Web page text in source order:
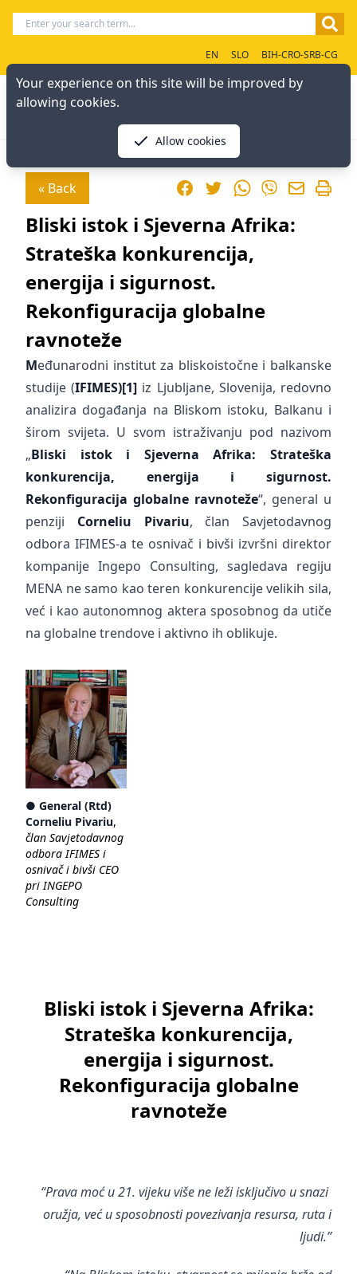
EN SLO BIH-CRO-SRB-CG
« Back FacebookTwitterWhatsApp
Viber
Bliski istok i Sjeverna Afrika:
Strateška konkurencija,
energija i sigurnost.
Rekonfiguracija globalne
ravnoteže
Međunarodni institut za bliskoistočne i balkanske
studije (IFIMES)[1] iz Ljubljane, Slovenija, redovno
analizira događanja na Bliskom istoku, Balkanu i
širom svijeta. U svom istraživanju pod nazivom
„Bliski istok i Sjeverna Afrika: Strateška
konkurencija, energija i sigurnost.
Rekonfiguracija globalne ravnoteže“, general u
penziji Corneliu Pivariu, član Savjetodavnog
odbora IFIMES-a te osnivač i bivši izvršni direktor
kompanije Ingepo Consulting, sagledava regiju
MENA ne samo kao teren konkurencije velikih sila,
već i kao autonomnog aktera sposobnog da utiče
na globalne trendove i aktivno ih oblikuje.
● General (Rtd)
Corneliu Pivariu,
član Savjetodavnog
odbora IFIMES i
osnivač i bivši CEO
pri INGEPO
Consulting
Bliski istok i Sjeverna Afrika:
Strateška konkurencija,
energija i sigurnost.
Rekonfiguracija globalne
ravnoteže
“Prava moć u 21. vijeku više ne leži isključivo u snazi ​​
oružja, već u sposobnosti povezivanja resursa, ruta i
ljudi.”
Your experience on this site will be improved by
allowing cookies.
Allow cookies